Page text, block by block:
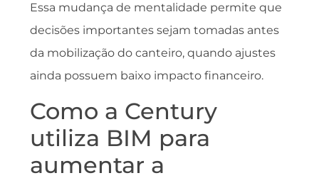
Essa mudança de mentalidade permite que
decisões importantes sejam tomadas antes
da mobilização do canteiro, quando ajustes
ainda possuem baixo impacto financeiro.
Como a Century
utiliza BIM para
aumentar a